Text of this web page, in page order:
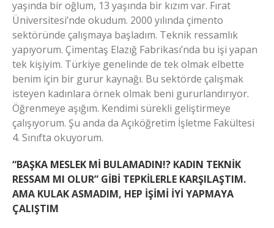
yaşında bir oğlum, 13 yaşında bir kızım var. Fırat
Üniversitesi’nde okudum. 2000 yılında çimento
sektöründe çalışmaya başladım. Teknik ressamlık
yapıyorum. Çimentaş Elazığ Fabrikası’nda bu işi yapan
tek kişiyim. Türkiye genelinde de tek olmak elbette
benim için bir gurur kaynağı. Bu sektörde çalışmak
isteyen kadınlara örnek olmak beni gururlandırıyor.
Öğrenmeye aşığım. Kendimi sürekli geliştirmeye
çalışıyorum. Şu anda da Açıköğretim İşletme Fakültesi
4. Sınıfta okuyorum.
“BAŞKA MESLEK Mİ BULAMADIN!? KADIN TEKNİK
RESSAM MI OLUR” GİBİ TEPKİLERLE KARŞILAŞTIM.
AMA KULAK ASMADIM, HEP İŞİMİ İYİ YAPMAYA
ÇALIŞTIM